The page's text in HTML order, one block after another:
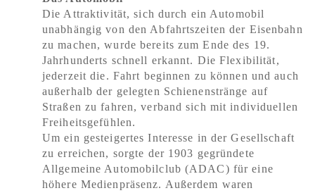
Die Attraktivität, sich durch ein Automobil
unabhängig von den Abfahrtszeiten der Eisenbahn
zu machen, wurde bereits zum Ende des 19.
Jahrhunderts schnell erkannt. Die Flexibilität,
jederzeit die. Fahrt beginnen zu können und auch
außerhalb der gelegten Schienenstränge auf
Straßen zu fahren, verband sich mit individuellen
Freiheitsgefühlen.
Um ein gesteigertes Interesse in der Gesellschaft
zu erreichen, sorgte der 1903 gegründete
Allgemeine Automobilclub (ADAC) für eine
höhere Medienpräsenz. Außerdem waren